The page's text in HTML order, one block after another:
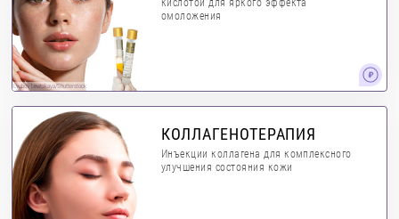
Lyubov Levitskaya/Shutterstock
омоложения
КОЛЛАГЕНОТЕРАПИЯ
Инъекции коллагена для комплексного
улучшения состояния кожи